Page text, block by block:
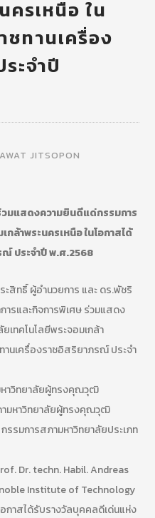
ครเหนือ ใน
ชทานเครื่อง
ะจำปี
JITSOPON
มแสดงความยินดีแด่กรรมการ
ล้าพระนครเหนือ ในโอกาสได้
ณ์ ประจำปี พ.ศ.2568
สิทธิ์ ผู้อำนวยการ และ ดร.พัชริ
ารและกิจการพิเศษ ร่วมแสดง
เทคโนโลยีพระจอมเกล้า
านเครื่องราชอิสริยาภรณ์ ประจำ
หาวิทยาลัยผู้ทรงคุณวุฒิ
ามหาวิทยาลัยผู้ทรงคุณวุฒิ
รรมการสภามหาวิทยาลัยประเภท
Dr. techn. Habil. Andreas
Institute of Technology
อกาสได้รับรางวัลบุคคลดีเด่นแห่ง